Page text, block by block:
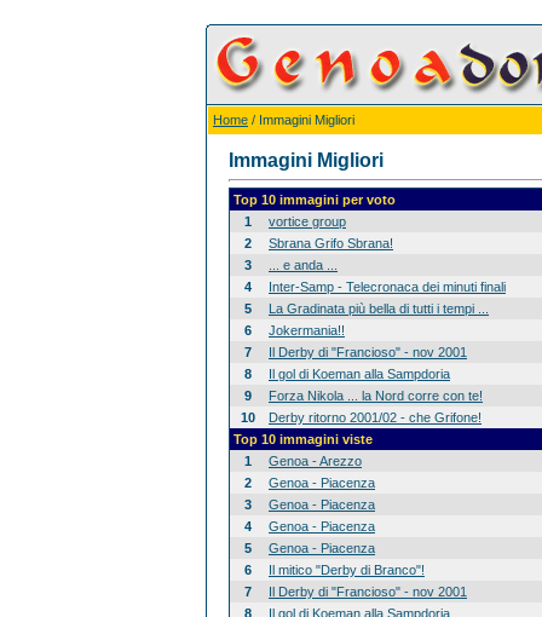
Home / Immagini Migliori
Immagini Migliori
Top 10 immagini per voto
1
vortice group
2
Sbrana Grifo Sbrana!
3
... e anda ...
4
Inter-Samp - Telecronaca dei minuti finali
5
La Gradinata più bella di tutti i tempi ...
6
Jokermania!!
7
Il Derby di "Francioso" - nov 2001
8
Il gol di Koeman alla Sampdoria
9
Forza Nikola ... la Nord corre con te!
10
Derby ritorno 2001/02 - che Grifone!
Top 10 immagini viste
1
Genoa - Arezzo
2
Genoa - Piacenza
3
Genoa - Piacenza
4
Genoa - Piacenza
5
Genoa - Piacenza
6
Il mitico "Derby di Branco"!
7
Il Derby di "Francioso" - nov 2001
8
Il gol di Koeman alla Sampdoria